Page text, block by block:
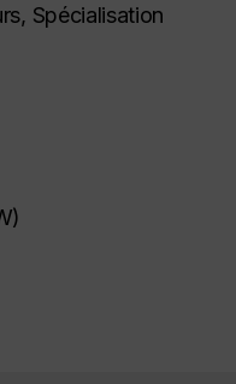
, Spécialisation